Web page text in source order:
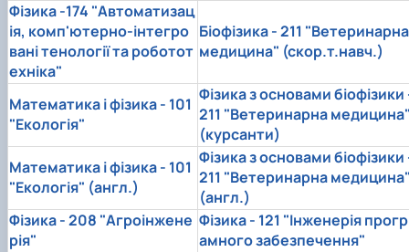
Фізика -174 "Автоматизац
ія, комп'ютерно-інтегро
вані тенології та роботот
ехніка"
Біофізика -211 "Ветеринарна
медицина" (скор.т.навч.)
Математика і фізика - 101
"Екологія"
Фізика з основами біофізики
211 "Ветеринарна
(курсанти)
Математика і фізика - 101
"Екологія" (англ.)
Фізика з основами біофізики
211 "Ветеринарна
(англ.)
Фізика -208 "Агроінжене
рія"
Фізика - 121 "Інженерія прогр
амного забезпечення"